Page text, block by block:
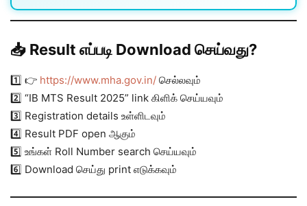
📥 Result எப்படி Download செய்வது?
1️⃣ 👉 https://www.mha.gov.in/ செல்லவும்
2️⃣ “IB MTS Result 2025” link கிளிக் செய்யவும்
3️⃣ Registration details உள்ளிடவும்
4️⃣ Result PDF open ஆகும்
5️⃣ உங்கள் Roll Number search செய்யவும்
6️⃣ Download செய்து print எடுக்கவும்